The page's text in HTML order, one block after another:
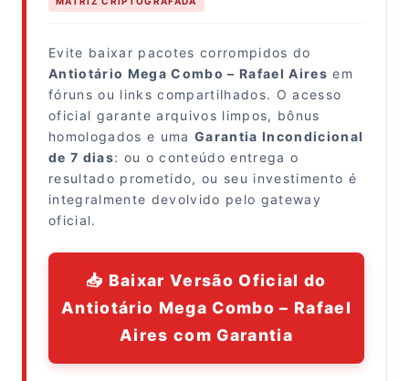
Evite baixar pacotes corrompidos do
Antiotário Mega Combo – Rafael Aires em
fóruns ou links compartilhados. O acesso
oficial garante arquivos limpos, bônus
homologados e uma Garantia Incondicional
de 7 dias: ou o conteúdo entrega o
resultado prometido, ou seu investimento é
integralmente devolvido pelo gateway
oficial.
📥 Baixar Versão Oficial do
Antiotário Mega Combo – Rafael
Aires com Garantia